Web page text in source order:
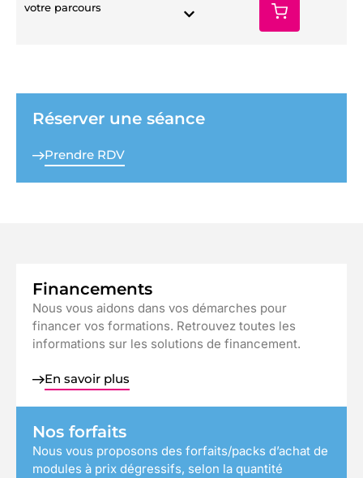
votre parcours
Réserver une séance
Prendre RDV
Financements
Nous vous aidons dans vos démarches pour
financer vos formations. Retrouvez toutes les
informations sur les solutions de financement.
En savoir plus
Nos forfaits
Nous vous proposons des forfaits/packs d’achat de
modules à prix dégressifs, selon la quantité